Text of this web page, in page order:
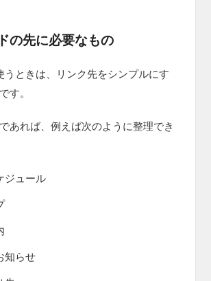
の先に必要なもの
うときは、リンク先をシンプルにす
す。
あれば、例えば次のように整理でき
ジュール
知らせ